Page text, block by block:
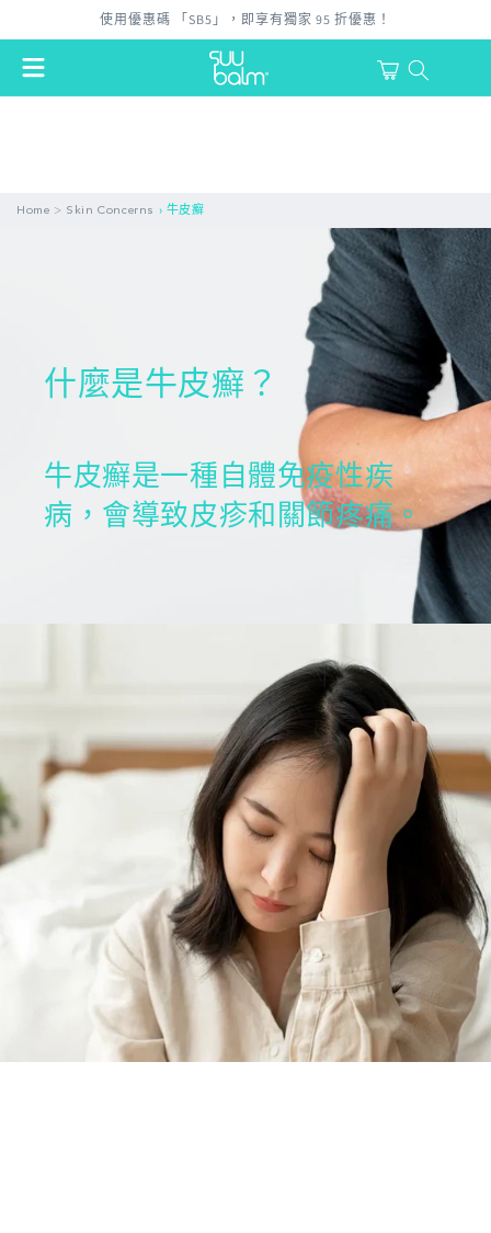
容
使用優惠碼 「SB5」，即享有獨家 95 折優惠！
購
物
車
Home > Skin Concerns › 牛皮癬
什麼是牛皮癬？
牛皮癬是一種自體免疫性疾
病，會導致皮疹和關節疼痛。